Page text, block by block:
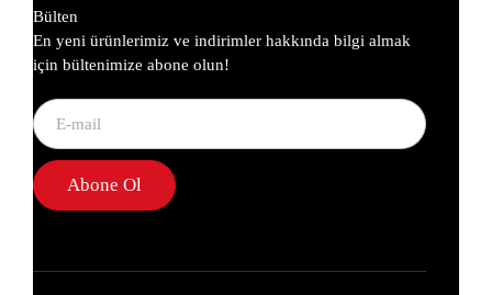
Bülten
En yeni ürünlerimiz ve indirimler hakkında bilgi almak
için bültenimize abone olun!
Abone Ol